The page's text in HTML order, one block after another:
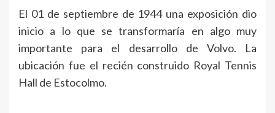
El 01 de septiembre de 1944 una exposición dio
inicio a lo que se transformaría en algo muy
importante para el desarrollo de Volvo. La
ubicación fue el recién construido Royal Tennis
Hall de Estocolmo.